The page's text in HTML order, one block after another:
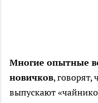
Многие опытные
новичков, говорят,
выпускают